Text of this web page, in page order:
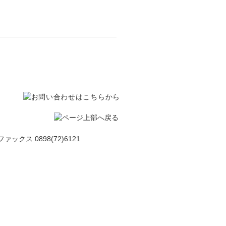
ァックス 0898(72)6121